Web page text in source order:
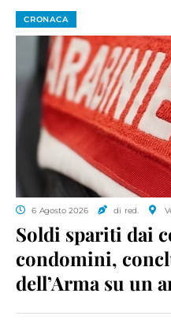
CRONACA
6 Agosto 2026 di red.
Soldi spariti dai
condomini,
dell’Arma su un